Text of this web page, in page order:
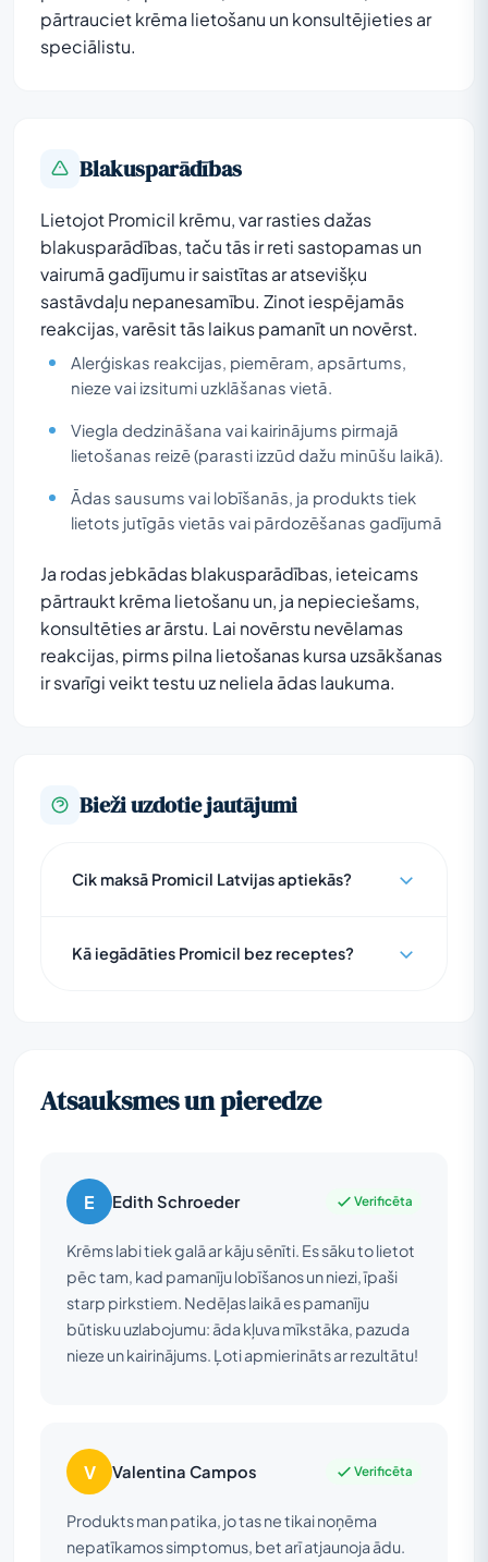
pārtrauciet krēma lietošanu un konsultējieties ar
speciālistu.
Blakusparādības
Lietojot Promicil krēmu, var rasties dažas
blakusparādības, taču tās ir reti sastopamas un
vairumā gadījumu ir saistītas ar atsevišķu
sastāvdaļu nepanesamību. Zinot iespējamās
reakcijas, varēsit tās laikus pamanīt un novērst.
Alerģiskas reakcijas, piemēram, apsārtums,
nieze vai izsitumi uzklāšanas vietā.
Viegla dedzināšana vai kairinājums pirmajā
lietošanas reizē (parasti izzūd dažu minūšu laikā).
Ādas sausums vai lobīšanās, ja produkts tiek
lietots jutīgās vietās vai pārdozēšanas gadījumā
Ja rodas jebkādas blakusparādības, ieteicams
pārtraukt krēma lietošanu un, ja nepieciešams,
konsultēties ar ārstu. Lai novērstu nevēlamas
reakcijas, pirms pilna lietošanas kursa uzsākšanas
ir svarīgi veikt testu uz neliela ādas laukuma.
Bieži uzdotie jautājumi
Cik maksā Promicil Latvijas aptiekās?
Kā iegādāties Promicil bez receptes?
Atsauksmes un pieredze
E Edith Schroeder Verificēta
Krēms labi tiek galā ar kāju sēnīti. Es sāku to lietot
pēc tam, kad pamanīju lobīšanos un niezi, īpaši
starp pirkstiem. Nedēļas laikā es pamanīju
būtisku uzlabojumu: āda kļuva mīkstāka, pazuda
nieze un kairinājums. Ļoti apmierināts ar rezultātu!
V Valentina Campos Verificēta
Produkts man patika, jo tas ne tikai noņēma
nepatīkamos simptomus, bet arī atjaunoja ādu.